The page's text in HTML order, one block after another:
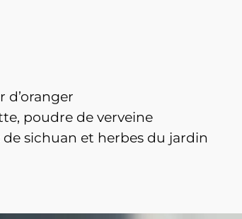
d’oranger
poudre de verveine
de sichuan et herbes du jardin